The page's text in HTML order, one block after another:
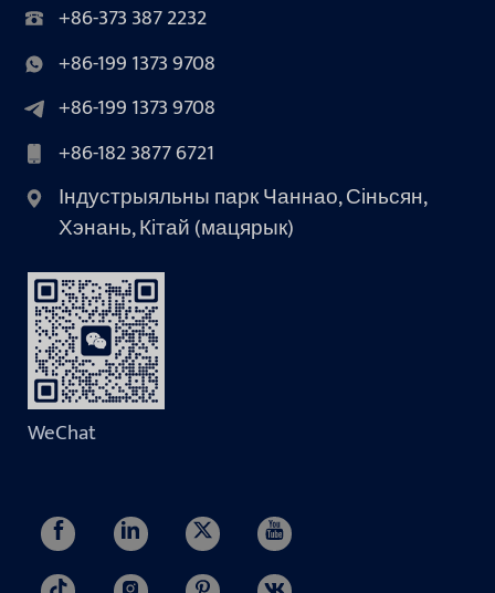
+86-373 387 2232
+86-199 1373 9708
+86-199 1373 9708
+86-182 3877 6721
Індустрыяльны парк Чаннао, Сіньсян,
Хэнань, Кітай (мацярык)
WeChat